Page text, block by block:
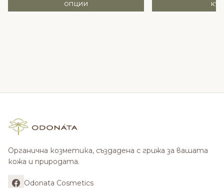
ОПЦИИ
Органична козметика, създадена с грижа за вашата
кожа и природата.
Odonata Cosmetics